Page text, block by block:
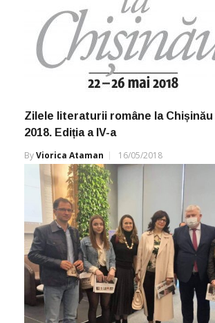
Zilele literaturii române la Chișinău
2018. Ediția a IV-a
ByViorica Ataman 16/05/2018